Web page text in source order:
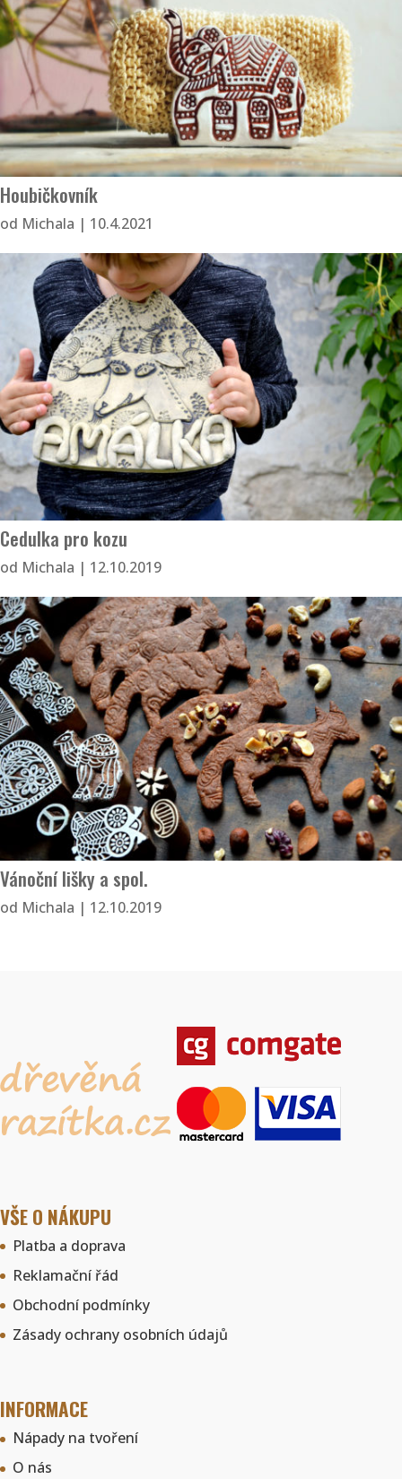
Houbičkovník
od Michala | 10.4.2021
Cedulka pro kozu
od Michala | 12.10.2019
Vánoční lišky a spol.
od Michala | 12.10.2019
VŠE O NÁKUPU
Platba a doprava
Reklamační řád
Obchodní podmínky
Zásady ochrany osobních údajů
INFORMACE
Nápady na tvoření
O nás